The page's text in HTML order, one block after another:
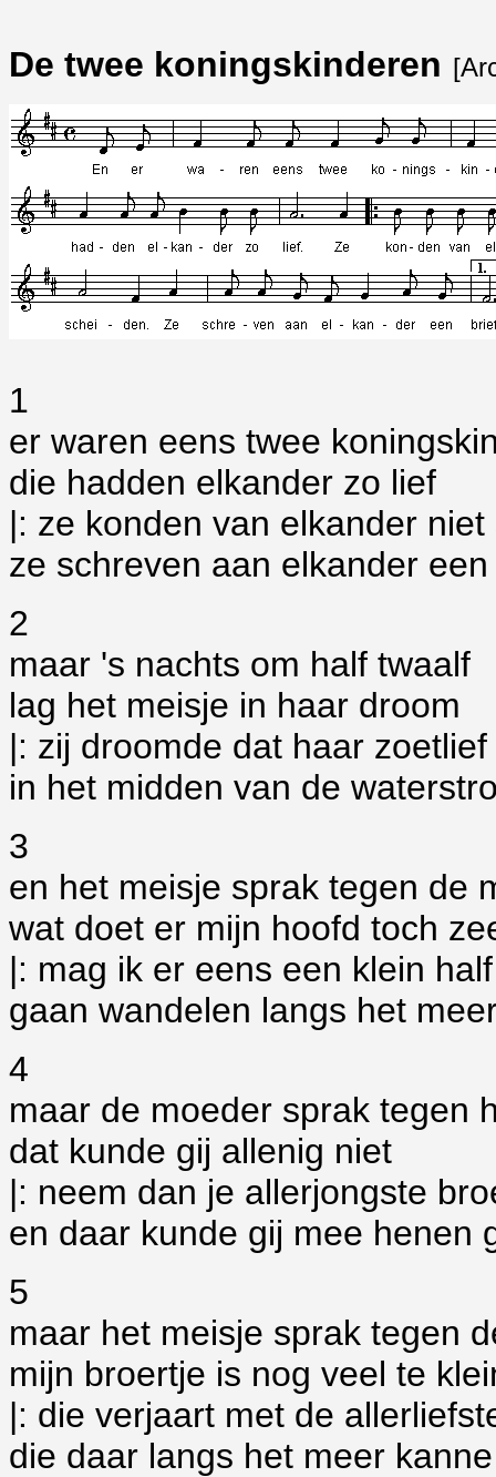
De twee koningskinderen
1
er waren eens twee
die hadden elkander zo lief
|: ze konden van elkander
ze schreven aan elkander
2
maar 's nachts om half twaalf
lag het meisje in haar droom
|: zij droomde dat haar
in het midden van de
3
en het meisje sprak tegen de
wat doet er mijn hoofd toch
|: mag ik er eens een klein
gaan wandelen langs het
4
maar de moeder sprak tegen
dat kunde gij allenig niet
|: neem dan je allerjongste
en daar kunde gij mee henen
5
maar het meisje sprak tegen
mijn broertje is nog veel te
|: die verjaart met de
die daar langs het meer